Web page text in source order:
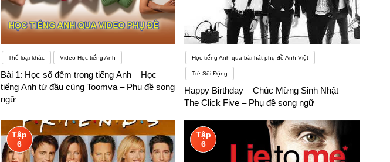
Thể loại khác Video Học tiếng Anh
Bài 1: Học số đếm trong tiếng Anh – Học
tiếng Anh từ đầu cùng Toomva – Phụ đề song
ngữ
Học tiếng Anh qua bài hát phụ đề Anh-Việt
Trẻ Sôi Động
Happy Birthday – Chúc Mừng Sinh Nhật –
The Click Five – Phụ đề song ngữ
Tập
6
Tập
6